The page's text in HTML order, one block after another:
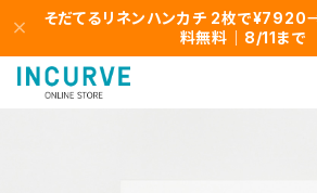
そだてるリネンハンカチ 2枚で
料無料｜8/11まで